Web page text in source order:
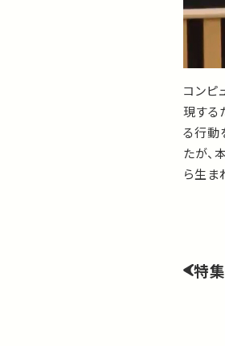
コンピ
現する
る行動
たが、
ら生ま
特